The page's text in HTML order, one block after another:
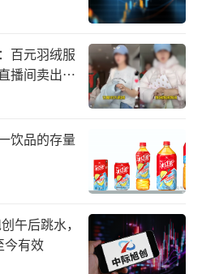
地应对市场变化，提升
同期下降9.62%；实现
，比上年同期增长0.3
率1.25%，与上年末持
，比上年末上升3.83
百元羽绒服
播间卖出超
饮品的存量
午后跳水，
今有效